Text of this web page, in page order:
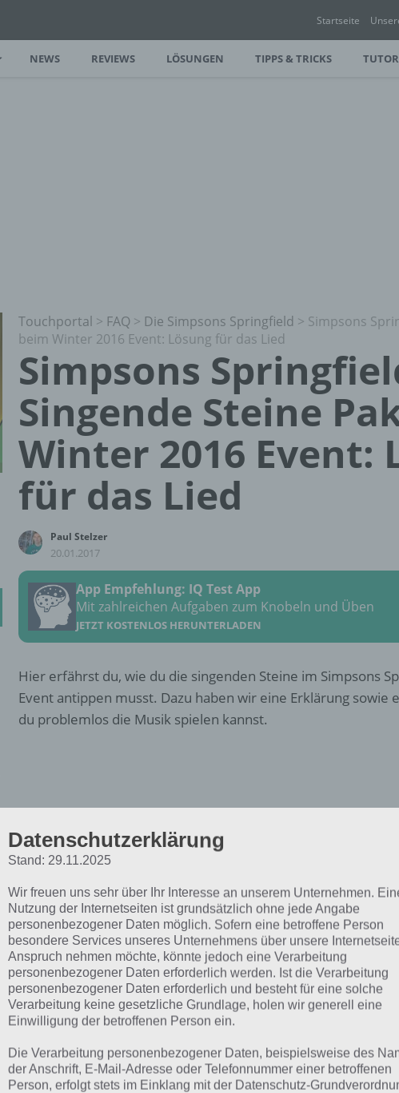
Startseite
NEWS REVIEWS LÖSUNGEN TIPPS & TRICKS
Touchportal > FAQ > Die Simpsons Springfield > Simpsons
beim Winter 2016 Event: Lösung für das Lied
Simpsons
Singende Steine
Winter 2016 Event:
für das Lied
Paul Stelzer
20.01.2017
App Empfehlung: IQ Test App
Mit zahlreichen Aufgaben zum Knobeln und Üben
JETZT KOSTENLOS HERUNTERLADEN
Hier erfährst du, wie du die singenden Steine im Simpsons
Event antippen musst. Dazu haben wir eine Erklärung sowie
du problemlos die Musik spielen kannst.
So funktioniert das
Paket in Simpsons
Datenschutzerklärung
Stand: 29.11.2025
Wir freuen uns sehr über Ihr Interesse an unserem Unternehmen.
Nutzung der Internetseiten ist grundsätzlich ohne jede Angabe
personenbezogener Daten möglich. Sofern eine betroffene Person
besondere Services unseres Unternehmens über unsere
Anspruch nehmen möchte, könnte jedoch eine Verarbeitung
personenbezogener Daten erforderlich werden. Ist die Verarbeitung
personenbezogener Daten erforderlich und besteht für eine solche
Verarbeitung keine gesetzliche Grundlage, holen wir generell eine
Einwilligung der betroffenen Person ein.
Die Verarbeitung personenbezogener Daten, beispielsweise des
der Anschrift, E-Mail-Adresse oder Telefonnummer einer betroffenen
Person, erfolgt stets im Einklang mit der Datenschutz-